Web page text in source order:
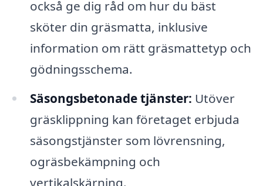
också ge dig råd om hur du bäst
sköter din gräsmatta, inklusive
information om rätt gräsmattetyp och
gödningsschema.
Säsongsbetonade tjänster: Utöver
gräsklippning kan företaget erbjuda
säsongstjänster som lövrensning,
ogräsbekämpning och
vertikalskärning.